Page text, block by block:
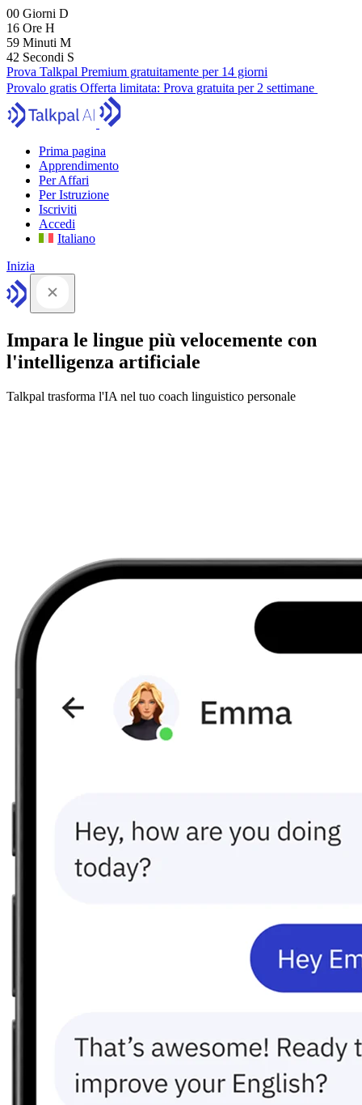
00 Giorni D
16 Ore H
59 Minuti M
41 Secondi S
Prova Talkpal Premium gratuitamente per 14 giorni
Provalo gratis Offerta limitata: Prova gratuita per 2 settimane
Prima pagina
Apprendimento
Per Affari
Per Istruzione
Iscriviti
Accedi
Italiano
Inizia
Impara le lingue più velocemente con
l'intelligenza artificiale
Talkpal trasforma l'IA nel tuo coach linguistico personale